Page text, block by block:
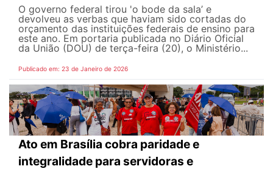
O governo federal tirou 'o bode da sala’ e
devolveu as verbas que haviam sido cortadas do
orçamento das instituições federais de ensino para
este ano. Em portaria publicada no Diário Oficial
da União (DOU) de terça-feira (20), o Ministério...
Publicado em: 23 de Janeiro de 2026
Ato em Brasília cobra paridade e
integralidade para servidoras e